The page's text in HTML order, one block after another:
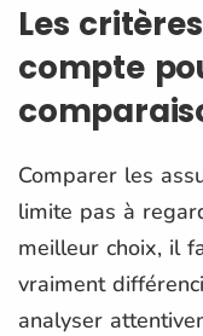
Les
compte
Comparer les
limite pas à
meilleur choix, il
vraiment
analyser